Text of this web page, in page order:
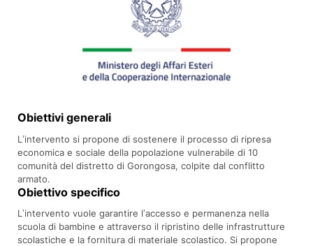
Obiettivi generali
L’intervento si propone di sostenere il processo di ripresa
economica e sociale della popolazione vulnerabile di 10
comunità del distretto di Gorongosa, colpite dal conflitto
armato.
Obiettivo specifico
L’intervento vuole garantire l’accesso e permanenza nella
scuola di bambine e attraverso il ripristino delle infrastrutture
scolastiche e la fornitura di materiale scolastico. Si propone